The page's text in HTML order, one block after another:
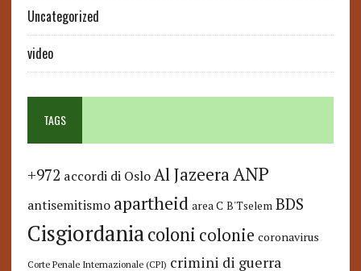
Uncategorized
video
TAGS
+972 accordi di Oslo Al JazeeraANP
antisemitismo apartheid area C B'Tselem BDS
Cisgiordaniacoloni colonie coronavirus
Corte Penale Internazionale (CPI) crimini di guerra